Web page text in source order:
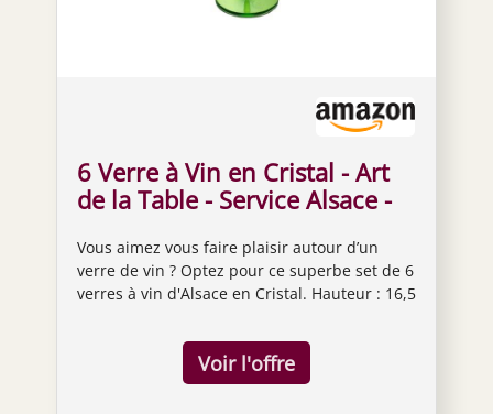
6 Verre à Vin en Cristal - Art
de la Table - Service Alsace -
Maison Klein - Artisan du
Cristal -Coffret Cadeau -
Estampillé : Klein 54120
Baccarat France
Vous aimez vous faire plaisir autour d’un
verre de vin ? Optez pour ce superbe set de 6
verres à vin d'Alsace en Cristal. Hauteur : 16,5
vin du Rhin pour déguster des bons vins
d'Alsaces .Nous avons choisi de conserver la
forme classique du ballon pour vous garantir